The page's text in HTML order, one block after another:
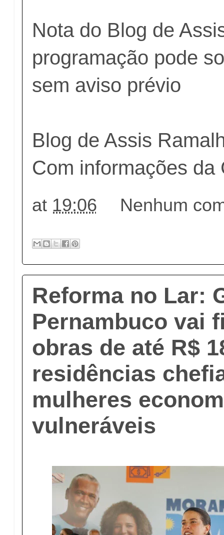
Nota do Blog de
programação pode
sem aviso prévio
Blog de Assis
Com informações da
at 19:06 Nenhum
Reforma no Lar:
Pernambuco vai
obras de até R$
residências
mulheres
vulneráveis